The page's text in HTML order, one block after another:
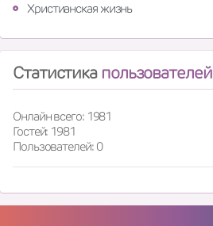
Христианская жизнь
Статистика пользователей
Онлайн всего: 1981
Гостей: 1981
Пользователей: 0